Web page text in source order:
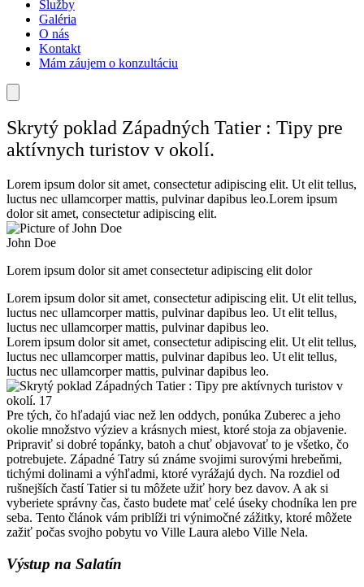
Služby
Galéria
O nás
Kontakt
Mám záujem o konzultáciu
Skrytý poklad Západných Tatier : Tipy pre
aktívnych turistov v okolí.
Lorem ipsum dolor sit amet, consectetur adipiscing elit. Ut elit tellus,
luctus nec ullamcorper mattis, pulvinar dapibus leo.Lorem ipsum
dolor sit amet, consectetur adipiscing elit.
John Doe
Lorem ipsum dolor sit amet consectetur adipiscing elit dolor
Lorem ipsum dolor sit amet, consectetur adipiscing elit. Ut elit tellus,
luctus nec ullamcorper mattis, pulvinar dapibus leo. Ut elit tellus,
luctus nec ullamcorper mattis, pulvinar dapibus leo.
Lorem ipsum dolor sit amet, consectetur adipiscing elit. Ut elit tellus,
luctus nec ullamcorper mattis, pulvinar dapibus leo. Ut elit tellus,
luctus nec ullamcorper mattis, pulvinar dapibus leo.
Pre tých, čo hľadajú viac než len oddych, ponúka Zuberec a jeho
okolie množstvo výziev a krásnych miest, ktoré stoja za objavenie.
Pripraviť si dobré topánky, batoh a chuť objavovať to je všetko, čo
potrebujete. Západné Tatry sú známe svojimi surovými hrebeňmi,
tichými dolinami a výhľadmi, ktoré vyrážajú dych. Na rozdiel od
rušnejších častí Tatier si tu môžete užiť hory bez davov. A ak si
vyberiete správny čas, často budete mať celé úseky chodníka len pre
seba. Tento článok vám priblíži tri výnimočné zážitky, ktoré môžete
zažiť počas svojho pobytu vo Ville Laura alebo Ville Nela.
Výstup na Salatín